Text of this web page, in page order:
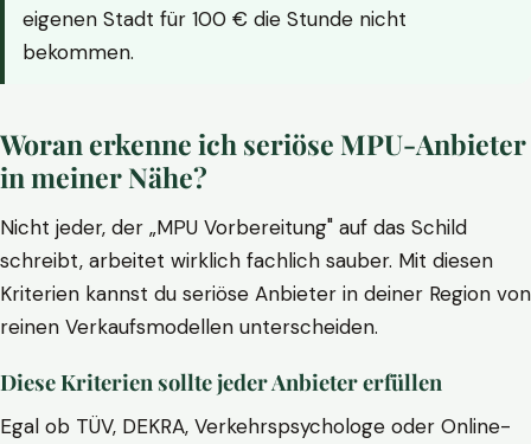
eigenen Stadt für 100 € die Stunde nicht
bekommen.
Woran erkenne ich seriöse MPU-Anbieter
in meiner Nähe?
Nicht jeder, der „MPU Vorbereitung" auf das Schild
schreibt, arbeitet wirklich fachlich sauber. Mit diesen
Kriterien kannst du seriöse Anbieter in deiner Region von
reinen Verkaufsmodellen unterscheiden.
Diese Kriterien sollte jeder Anbieter erfüllen
Egal ob TÜV, DEKRA, Verkehrspsychologe oder Online-